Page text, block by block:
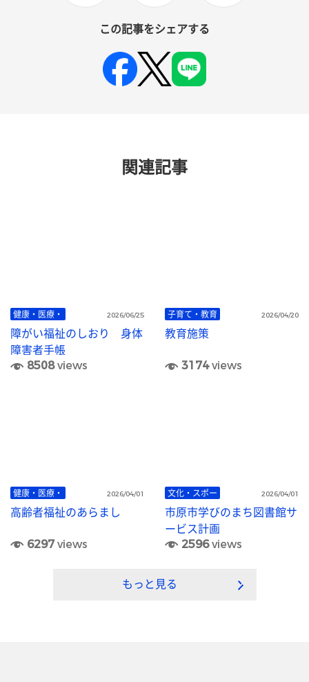
この記事をシェアする
関連記事
健康・医療・ 2026/06/25
障がい福祉のしおり 身体
障害者手帳
8508views
子育て・教育 2026/04/20
教育施策
3174views
健康・医療・ 2026/04/01
高齢者福祉のあらまし
6297views
文化・スポー 2026/04/01
市原市学びのまち図書館サ
ービス計画
2596views
もっと見る